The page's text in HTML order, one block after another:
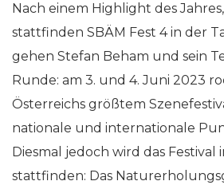
Nach einem Highlight des
stattfinden SBÄM Fest 4 in der
gehen Stefan Beham und sein
Runde: am 3. und 4. Juni 2023
Österreichs größtem
nationale und internationale
Diesmal jedoch wird das Festival
stattfinden: Das